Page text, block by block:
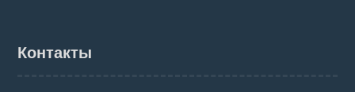
Контакты